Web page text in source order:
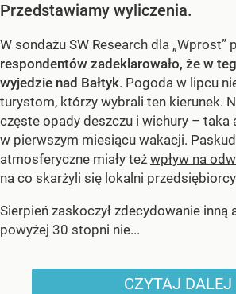
Przedstawiamy wyliczenia.
W sondażu SW Research dla „Wprost”
respondentów zadeklarowało, że w
wyjedzie nad Bałtyk. Pogoda w lipcu
turystom, którzy wybrali ten kierunek.
częste opady deszczu i wichury – taka
w pierwszym miesiącu wakacji.
atmosferyczne miały też wpływ na
na co skarżyli się lokalni przedsiębiorcy
Sierpień zaskoczył zdecydowanie inną
powyżej 30 stopni nie...
CZYTAJ DALEJ